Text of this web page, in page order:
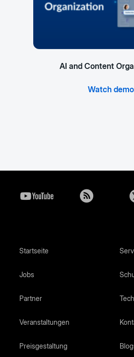
AI and Content
Watch demo
Startseite
Jobs
Partner
Veranstaltungen
Preisgestaltung